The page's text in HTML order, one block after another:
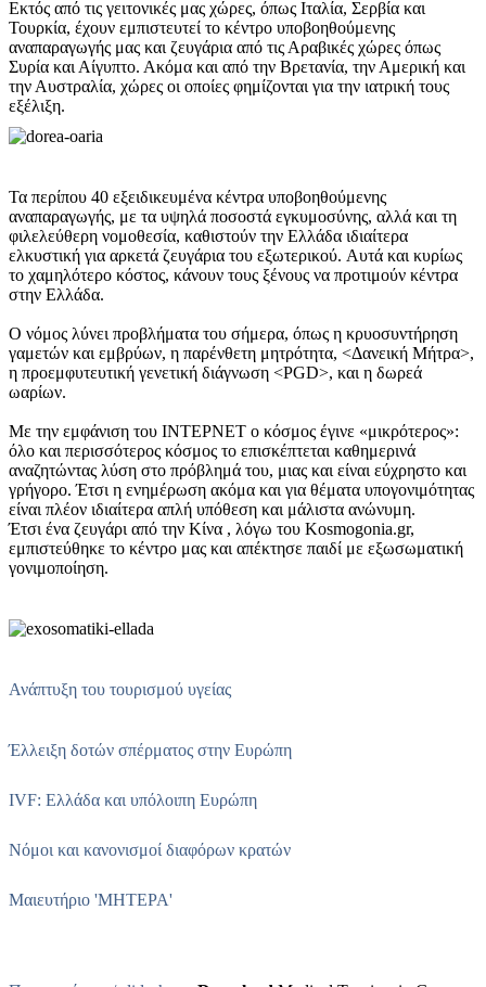
Εκτός από τις γειτονικές μας χώρες, όπως Ιταλία, Σερβία και
Τουρκία, έχουν εμπιστευτεί το κέντρο υποβοηθούμενης
αναπαραγωγής μας και ζευγάρια από τις Αραβικές χώρες όπως
Συρία και Αίγυπτο. Ακόμα και από την Βρετανία, την Αμερική και
την Αυστραλία, χώρες οι οποίες φημίζονται για την ιατρική τους
εξέλιξη.
Τα περίπου 40 εξειδικευμένα κέντρα υποβοηθούμενης
αναπαραγωγής, με τα υψηλά ποσοστά εγκυμοσύνης, αλλά και τη
φιλελεύθερη νομοθεσία, καθιστούν την Ελλάδα ιδιαίτερα
ελκυστική για αρκετά ζευγάρια του εξωτερικού. Aυτά και κυρίως
το χαμηλότερο κόστος, κάνουν τους ξένους να προτιμούν κέντρα
στην Eλλάδα.
O νόμος λύνει προβλήματα του σήμερα, όπως η κρυοσυντήρηση
γαμετών και εμβρύων, η παρένθετη μητρότητα, <Δανεική Μήτρα>,
η προεμφυτευτική γενετική διάγνωση <PGD>, και η δωρεά
ωαρίων.
Με την εμφάνιση του ΙΝΤΕΡΝΕΤ ο κόσμος έγινε «μικρότερος»:
όλο και περισσότερος κόσμος το επισκέπτεται καθημερινά
αναζητώντας λύση στο πρόβλημά του, μιας και είναι εύχρηστο και
γρήγορο. Έτσι η ενημέρωση ακόμα και για θέματα υπογονιμότητας
είναι πλέον ιδιαίτερα απλή υπόθεση και μάλιστα ανώνυμη.
Έτσι ένα ζευγάρι από την Κίνα , λόγω του Kosmogonia.gr,
εμπιστεύθηκε το κέντρο μας και απέκτησε παιδί με εξωσωματική
γονιμοποίηση.
Ανάπτυξη του τουρισμού υγείας
Έλλειξη δοτών σπέρματος στην Ευρώπη
IVF: Ελλάδα και υπόλοιπη Ευρώπη
Νόμοι και κανονισμοί διαφόρων κρατών
Μαιευτήριο 'ΜΗΤΕΡΑ'